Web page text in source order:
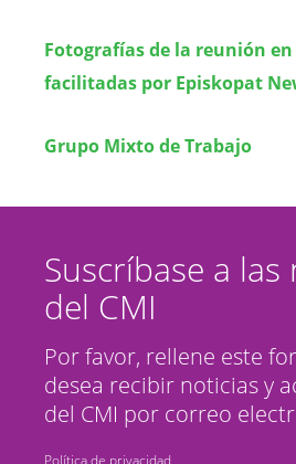
Fotografías de la reunión
facilitadas por Episkopat
Grupo Mixto de Trabajo
Suscríbase a las
del CMI
Por favor, rellene este
desea recibir noticias y
del CMI por correo
Política de privacidad